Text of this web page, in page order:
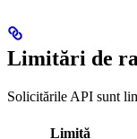
Limitări de
Solicitările API sunt
Limită